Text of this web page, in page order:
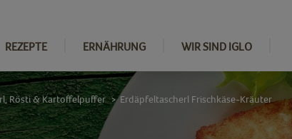
REZEPTE ERNÄHRUNG WIR SIND IGLO
Rösti & Kartoffelpuffer > Erdäpfeltascherl Frischkäse-Kräuter